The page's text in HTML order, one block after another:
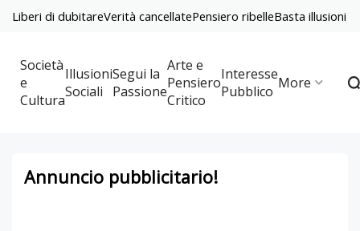
Liberi di dubitareVerità cancellatePensiero ribelleBasta illusioni
Società
e
Cultura
Illusioni
Sociali
Segui la
Passione
Arte e
Pensiero
Critico
Interesse
Pubblico More
Annuncio pubblicitario!